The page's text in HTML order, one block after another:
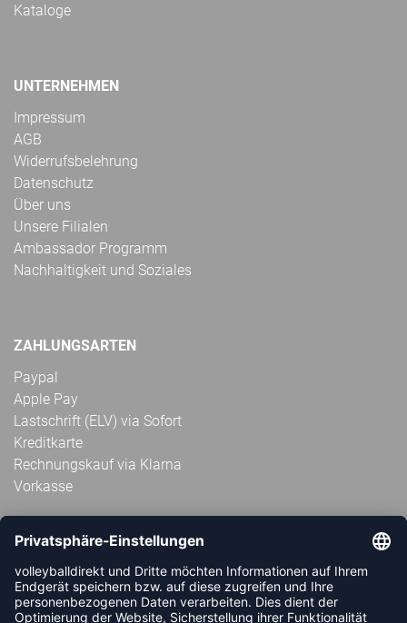
Kataloge
UNTERNEHMEN
Impressum
AGB
Widerrufsbelehrung
Datenschutz
Über uns
Unsere Filialen
Ambassador Programm
Nachhaltigkeit und Soziales
ZAHLUNGSARTEN
Paypal
Apple Pay
Lastschrift (ELV) via Sofort
Kreditkarte
Rechnungskauf via Klarna
Vorkasse
ABONNIERE JETZT DEN KOSTENLOSEN
VOLLEYBALLDIREKT-NEWSLETTER UND VERPASSE KEINE
NEUIGKEIT ODER AKTION MEHR.